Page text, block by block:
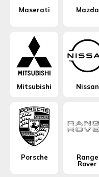
Maserati Mazda
Mitsubishi Nissan
Porsche
Range
Rover